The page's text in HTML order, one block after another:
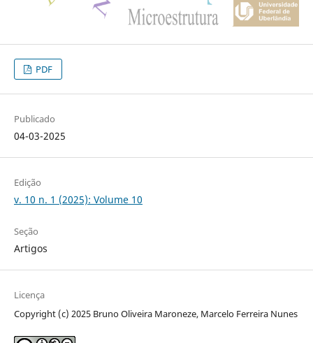
PDF
Publicado
04-03-2025
Edição
v. 10 n. 1 (2025): Volume 10
Seção
Artigos
Licença
Copyright (c) 2025 Bruno Oliveira Maroneze, Marcelo Ferreira Nunes